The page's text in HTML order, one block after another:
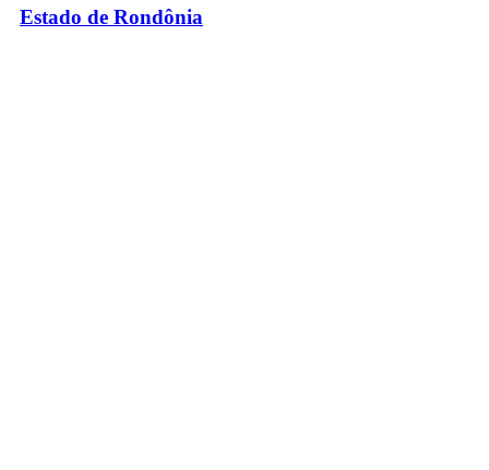
Estado de Rondônia